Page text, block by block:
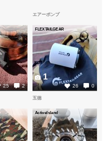
25 2
エアーポンプ
FLEXTAILGEAR
26 0
1
五徳
ActiveIsland